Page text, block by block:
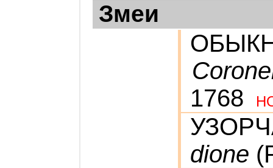
Змеи
1768
dione